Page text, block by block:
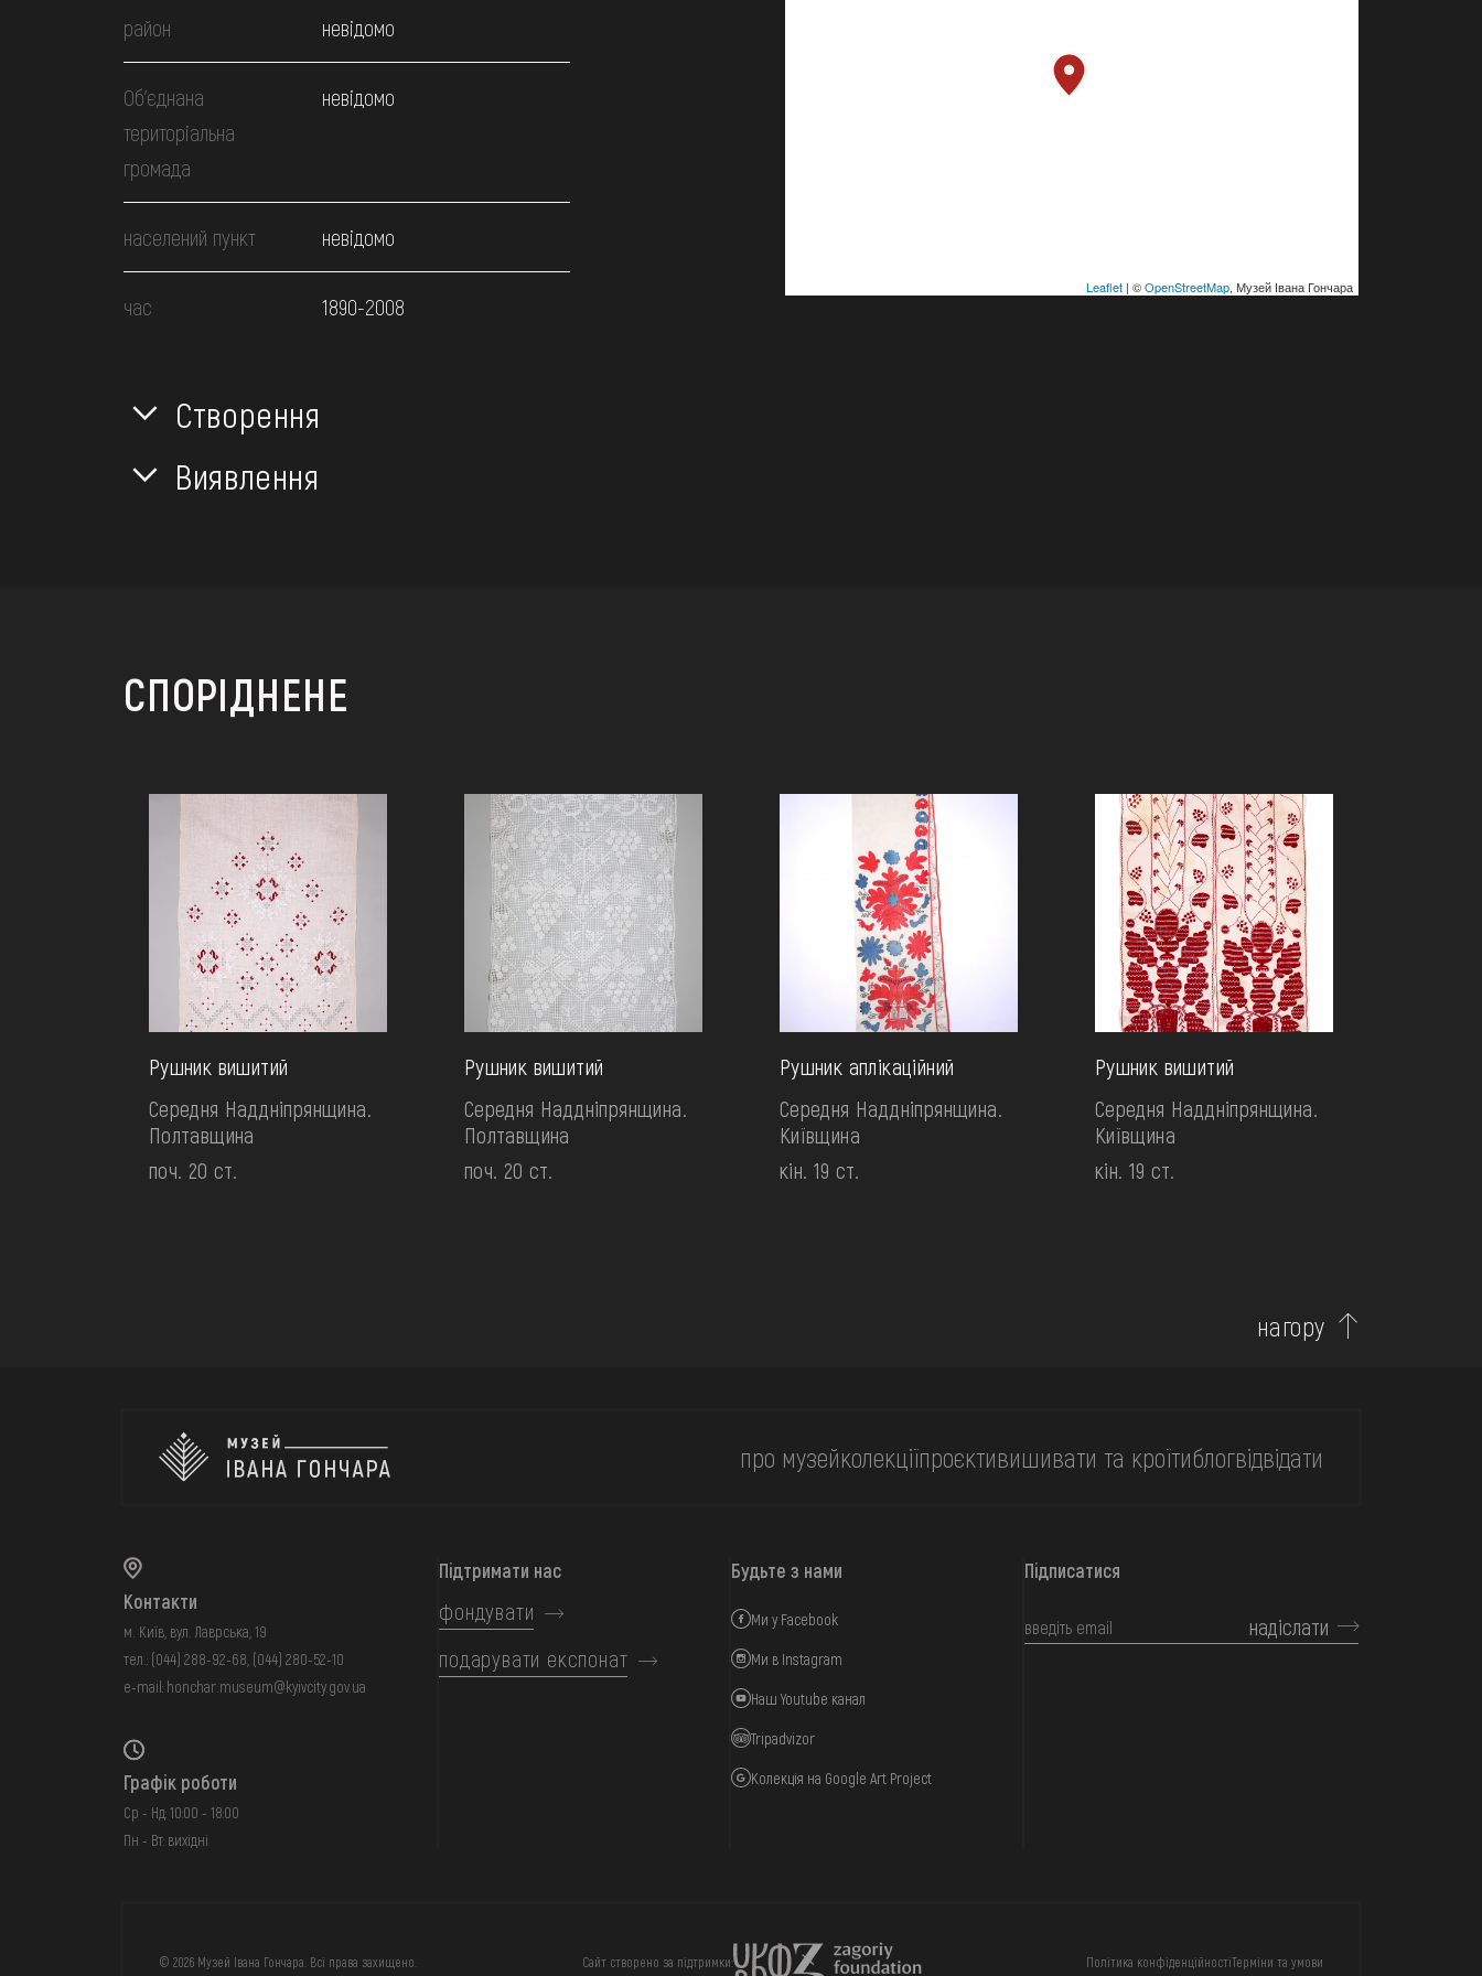
FAQ ОНЛАЙН-КРАМНИЦЯ ПІДТРИМАТИ КОНТАКТИ
район невідомо
Об’єднана
територіальна
громада
невідомо
населений пункт невідомо
час 1890-2008
Leaflet | ©OpenStreetMap, Музей Івана Гончара
Створення
Виявлення
СПОРІДНЕНЕ
Рушник вишитий
Середня Наддніпрянщина.
Полтавщина
поч. 20 ст.
Рушник вишитий
Середня Наддніпрянщина.
Полтавщина
поч. 20 ст.
Рушник аплікаційний
Середня Наддніпрянщина.
Київщина
кін. 19 ст.
Рушник вишитий
Середня Наддніпрянщина.
Київщина
кін. 19 ст.
нагору
про музейколекціїпроєктивишивати та кроїтиблогвідвідати
Контакти
м. Київ, вул. Лаврська, 19
тел.: (044) 288-92-68 (044) 280-52-10
e-mail: honchar.museum@kyivcity.gov.ua
Графік роботи
Ср - Нд: 10:00 - 18:00
Пн - Вт: вихідні
Підтримати нас
фондувати
подарувати експонат
Будьте з нами
Ми у Facebook
Ми в Instagram
Наш Youtube канал
Tripadvizor
Колекція на Google Art Project
Підписатися
надіслати
© 2026 Музей Івана Гончара. Всі права захищено. Сайт створено за підтримки: Політика конфіденційностіТерміни та умови